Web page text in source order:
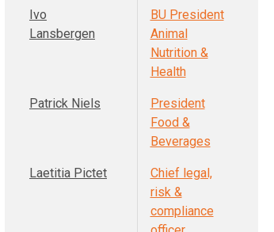
Ivo
Lansbergen
BU President
Animal
Nutrition &
Health
Patrick Niels
President
Food &
Beverages
Laetitia Pictet
Chief legal,
risk &
compliance